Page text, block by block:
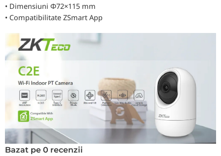
• Dimensiuni Φ72×115 mm
• Compatibilitate ZSmart App
Bazat pe 0 recenzii